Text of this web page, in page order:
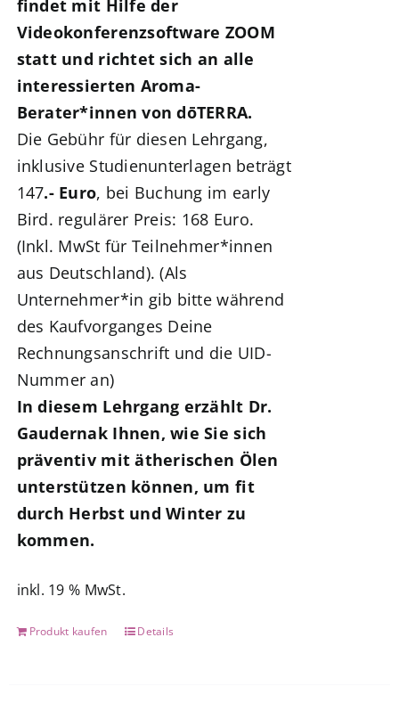
findet mit Hilfe der
Videokonferenzsoftware ZOOM
statt und richtet sich an alle
interessierten Aroma-
Berater*innen von dōTERRA.
Die Gebühr für diesen Lehrgang,
inklusive Studienunterlagen beträgt
147.- Euro, bei Buchung im early
Bird. regulärer Preis: 168 Euro.
(Inkl. MwSt für Teilnehmer*innen
aus Deutschland). (Als
Unternehmer*in gib bitte während
des Kaufvorganges Deine
Rechnungsanschrift und die UID-
Nummer an)
In diesem Lehrgang erzählt Dr.
Gaudernak Ihnen, wie Sie sich
präventiv mit ätherischen Ölen
unterstützen können, um fit
durch Herbst und Winter zu
kommen.
inkl. 19 % MwSt.
Produkt kaufen Details